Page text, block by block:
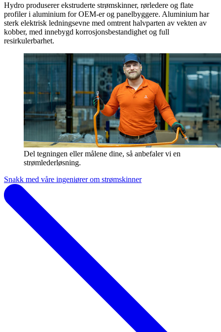
Hydro produserer ekstruderte strømskinner, rørledere og flate
profiler i aluminium for OEM-er og panelbyggere. Aluminium har
sterk elektrisk ledningsevne med omtrent halvparten av vekten av
kobber, med innebygd korrosjonsbestandighet og full
resirkulerbarhet.
Del tegningen eller målene dine, så anbefaler vi en
strømlederløsning.
Snakk med våre ingeniører om strømskinner